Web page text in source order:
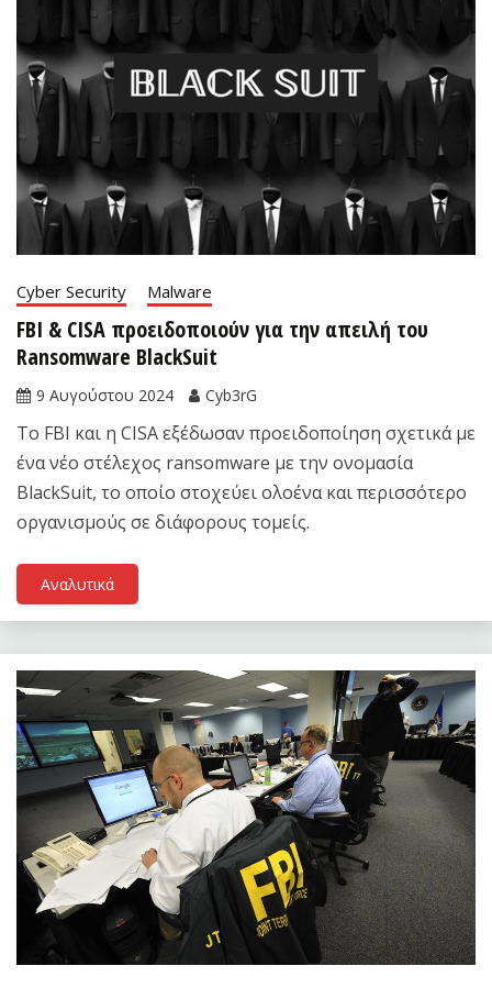
Cyber Security Malware
FBI & CISA προειδοποιούν για την απειλή του
Ransomware BlackSuit
9 Αυγούστου 2024 Cyb3rG
Το FBI και η CISA εξέδωσαν προειδοποίηση σχετικά με
ένα νέο στέλεχος ransomware με την ονομασία
BlackSuit, το οποίο στοχεύει ολοένα και περισσότερο
οργανισμούς σε διάφορους τομείς.
Αναλυτικά